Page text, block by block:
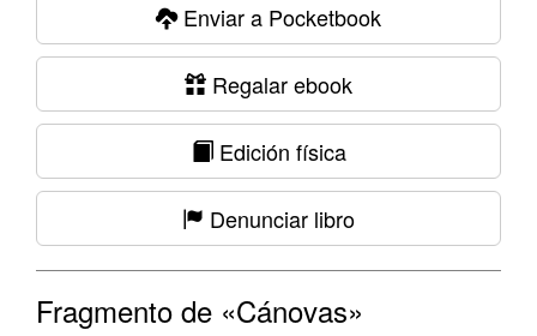
Enviar a Pocketbook
Regalar ebook
Edición física
Denunciar libro
Fragmento de «Cánovas»